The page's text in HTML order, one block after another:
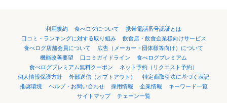
利用規約 食べログについて
携帯電話番号認証とは
口コミ・ランキングに対する取り組み
飲食店・飲食企業様向けサービス
食べログ店舗会員について
広告（メーカー・団体様等向け）について
機能改善要望
口コミガイドライン
食べログプレミアム
食べログプレミアム無料クーポン
ネット予約（リクエスト予約）
個人情報保護方針
外部送信（オプトアウト）
特定商取引法に基づく表記
推奨環境
ヘルプ・お問い合わせ 採用情報 企業情報
キーワード一覧
サイトマップ
チェーン一覧